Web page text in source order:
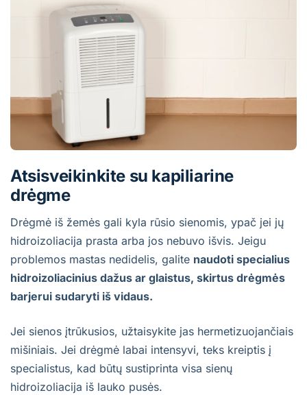
Atsisveikinkite su kapiliarine
drėgme
Drėgmė iš žemės gali kyla rūsio sienomis, ypač jei jų
hidroizoliacija prasta arba jos nebuvo išvis. Jeigu
problemos mastas nedidelis, galite naudoti specialius
hidroizoliacinius dažus ar glaistus, skirtus drėgmės
barjerui sudaryti iš vidaus.
Jei sienos įtrūkusios, užtaisykite jas hermetizuojančiais
mišiniais. Jei drėgmė labai intensyvi, teks kreiptis į
specialistus, kad būtų sustiprinta visa sienų
hidroizoliacija iš lauko pusės.